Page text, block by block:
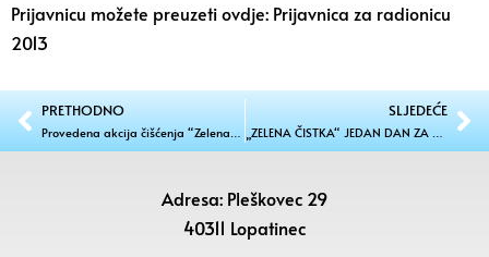
Prijavnicu možete preuzeti ovdje: Prijavnica za radionicu
2013
PRETHODNO
Provedena akcija čišćenja “Zelena čistka – jedan dan za čisti okoliš”
SLJEDEĆE
„ZELENA ČISTKA“ JEDAN DAN ZA ČISTI OKOLIŠ
Adresa: Pleškovec 29
40311 Lopatinec